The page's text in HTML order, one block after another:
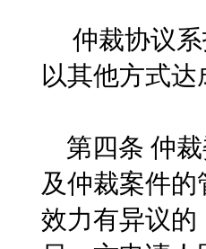
仲裁协议系
以其他方式
第四条 仲裁
及仲裁案件
效力有异议的